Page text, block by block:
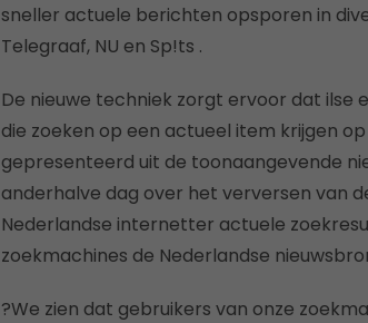
sneller actuele berichten opsporen in
Telegraaf, NU en Sp!ts .
De nieuwe techniek zorgt ervoor dat ilse
die zoeken op een actueel item krijgen
gepresenteerd uit de toonaangevende
anderhalve dag over het verversen van
Nederlandse internetter actuele
zoekmachines de Nederlandse
?We zien dat gebruikers van onze